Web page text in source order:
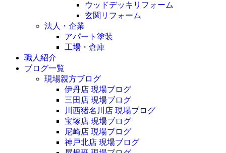
ウッドデッキリフォーム
玄関リフォーム
法人・企業
アパート塗装
工場・倉庫
職人紹介
ブログ一覧
現場親方ブログ
伊丹店 現場ブログ
三田店 現場ブログ
川西猪名川店 現場ブログ
宝塚店 現場ブログ
尼崎店 現場ブログ
神戸北店 現場ブログ